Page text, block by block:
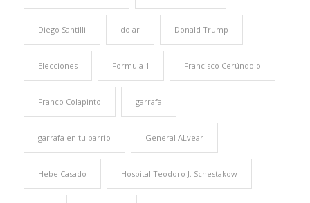
Diego Santilli dolar Donald Trump
Elecciones Formula 1 Francisco Cerúndolo
Franco Colapinto garrafa
garrafa en tu barrio General ALvear
Hebe Casado Hospital Teodoro J. Schestakow